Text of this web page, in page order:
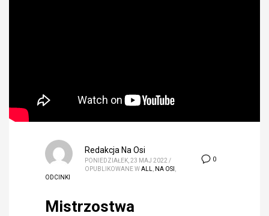
0
Redakcja Na Osi
PONIEDZIAŁEK, 23 MAJ 2022 /
OPUBLIKOWANE WALL NA OSI
ODCINKI
Mistrzostwa